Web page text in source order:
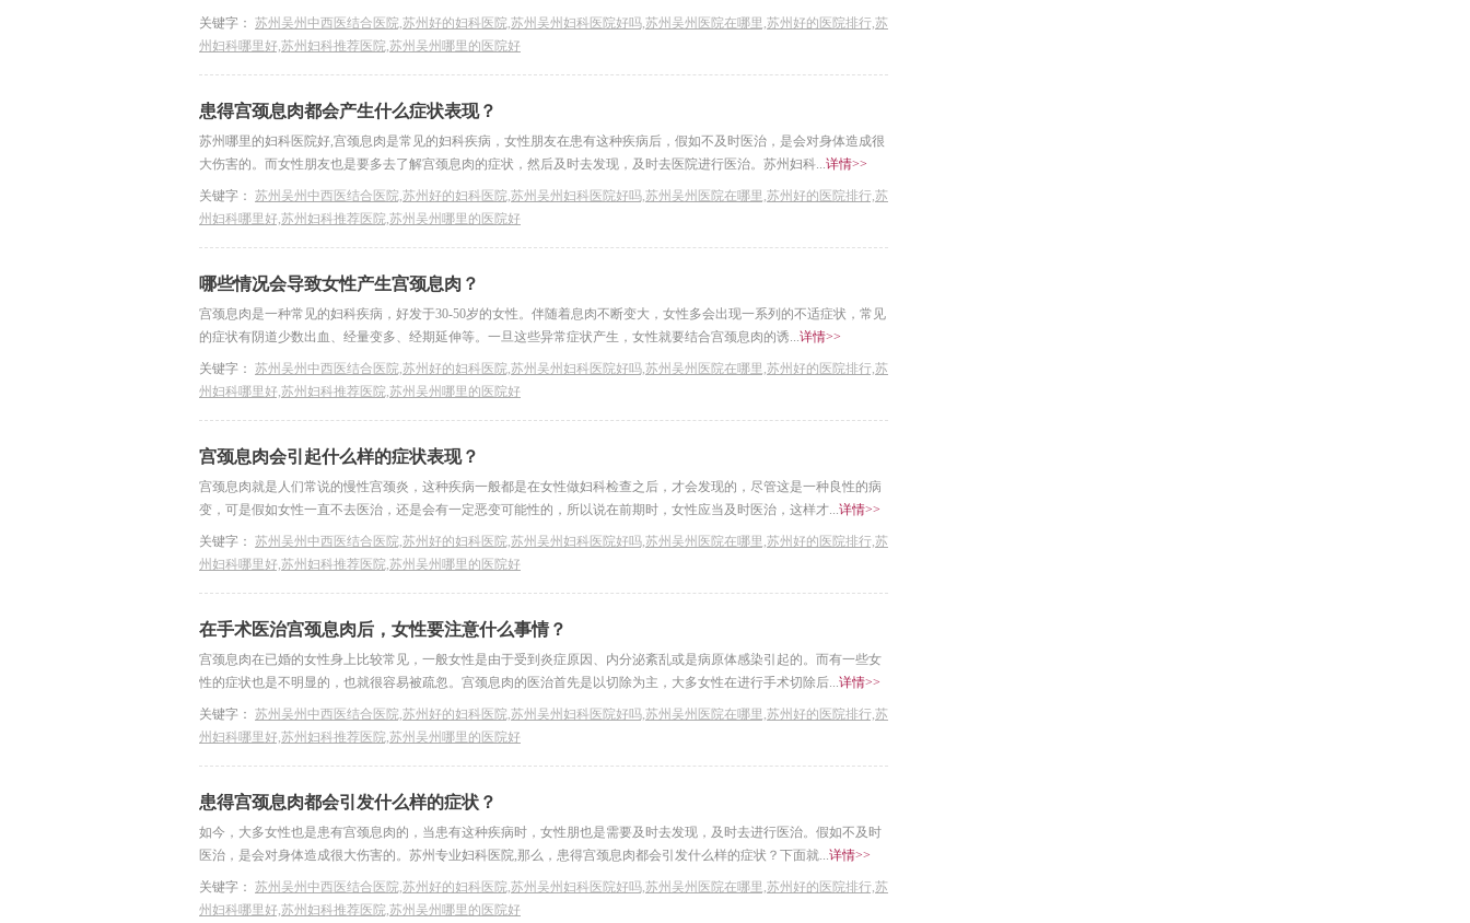
关键字： 苏州吴州中西医结合医院,苏州好的妇科医院,苏州吴州妇科医院好吗,苏州吴州医院在哪里,苏州好的医院排行,苏
州妇科哪里好,苏州妇科推荐医院,苏州吴州哪里的医院好
患得宫颈息肉都会产生什么症状表现？
苏州哪里的妇科医院好,宫颈息肉是常见的妇科疾病，女性朋友在患有这种疾病后，假如不及时医治，是会对身体造成很
大伤害的。而女性朋友也是要多去了解宫颈息肉的症状，然后及时去发现，及时去医院进行医治。苏州妇科...详情>>
关键字： 苏州吴州中西医结合医院,苏州好的妇科医院,苏州吴州妇科医院好吗,苏州吴州医院在哪里,苏州好的医院排行,苏
州妇科哪里好,苏州妇科推荐医院,苏州吴州哪里的医院好
哪些情况会导致女性产生宫颈息肉？
宫颈息肉是一种常见的妇科疾病，好发于30-50岁的女性。伴随着息肉不断变大，女性多会出现一系列的不适症状，常见
的症状有阴道少数出血、经量变多、经期延伸等。一旦这些异常症状产生，女性就要结合宫颈息肉的诱...详情>>
关键字： 苏州吴州中西医结合医院,苏州好的妇科医院,苏州吴州妇科医院好吗,苏州吴州医院在哪里,苏州好的医院排行,苏
州妇科哪里好,苏州妇科推荐医院,苏州吴州哪里的医院好
宫颈息肉会引起什么样的症状表现？
宫颈息肉就是人们常说的慢性宫颈炎，这种疾病一般都是在女性做妇科检查之后，才会发现的，尽管这是一种良性的病
变，可是假如女性一直不去医治，还是会有一定恶变可能性的，所以说在前期时，女性应当及时医治，这样才...详情>>
关键字： 苏州吴州中西医结合医院,苏州好的妇科医院,苏州吴州妇科医院好吗,苏州吴州医院在哪里,苏州好的医院排行,苏
州妇科哪里好,苏州妇科推荐医院,苏州吴州哪里的医院好
在手术医治宫颈息肉后，女性要注意什么事情？
宫颈息肉在已婚的女性身上比较常见，一般女性是由于受到炎症原因、内分泌紊乱或是病原体感染引起的。而有一些女
性的症状也是不明显的，也就很容易被疏忽。宫颈息肉的医治首先是以切除为主，大多女性在进行手术切除后...详情>>
关键字： 苏州吴州中西医结合医院,苏州好的妇科医院,苏州吴州妇科医院好吗,苏州吴州医院在哪里,苏州好的医院排行,苏
州妇科哪里好,苏州妇科推荐医院,苏州吴州哪里的医院好
患得宫颈息肉都会引发什么样的症状？
如今，大多女性也是患有宫颈息肉的，当患有这种疾病时，女性朋也是需要及时去发现，及时去进行医治。假如不及时
医治，是会对身体造成很大伤害的。苏州专业妇科医院,那么，患得宫颈息肉都会引发什么样的症状？下面就...详情>>
关键字： 苏州吴州中西医结合医院,苏州好的妇科医院,苏州吴州妇科医院好吗,苏州吴州医院在哪里,苏州好的医院排行,苏
州妇科哪里好,苏州妇科推荐医院,苏州吴州哪里的医院好